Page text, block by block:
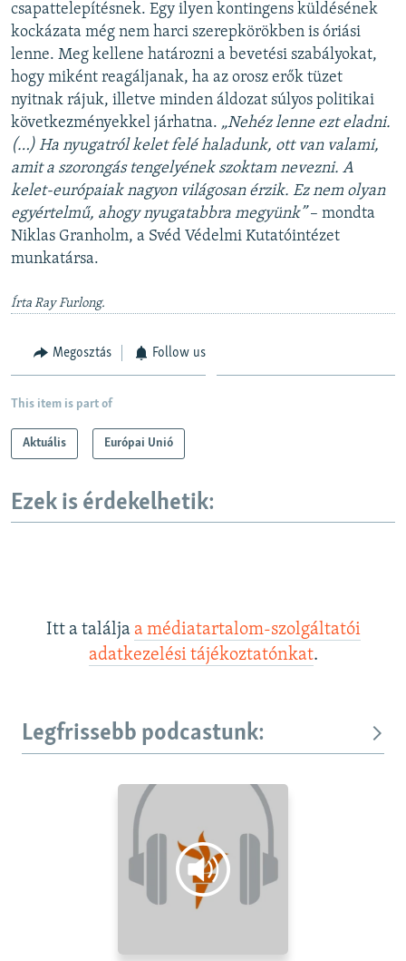
csapattelepítésnek. Egy ilyen kontingens küldésének
kockázata még nem harci szerepkörökben is óriási
lenne. Meg kellene határozni a bevetési szabályokat,
hogy miként reagáljanak, ha az orosz erők tüzet
nyitnak rájuk, illetve minden áldozat súlyos politikai
következményekkel járhatna. „Nehéz lenne ezt eladni.
(…) Ha nyugatról kelet felé haladunk, ott van valami,
amit a szorongás tengelyének szoktam nevezni. A
kelet-európaiak nagyon világosan érzik. Ez nem olyan
egyértelmű, ahogy nyugatabbra megyünk”– mondta
Niklas Granholm, a Svéd Védelmi Kutatóintézet
munkatársa.
Írta Ray Furlong.
Megosztás Follow us
This item is part of
Aktuális Európai Unió
Ezek is érdekelhetik:
Itt a találja a médiatartalom-szolgáltatói
adatkezelési tájékoztatónkat.
Legfrissebb podcastunk: